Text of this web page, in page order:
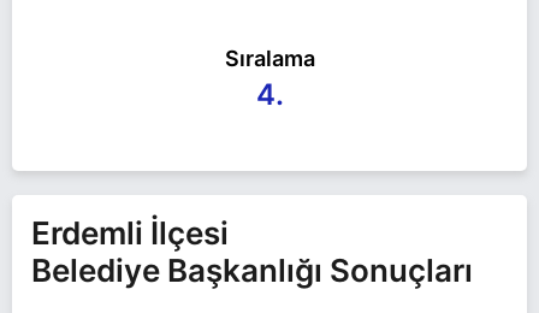
Sıralama
4.
Erdemli İlçesi
Belediye Başkanlığı Sonuçları